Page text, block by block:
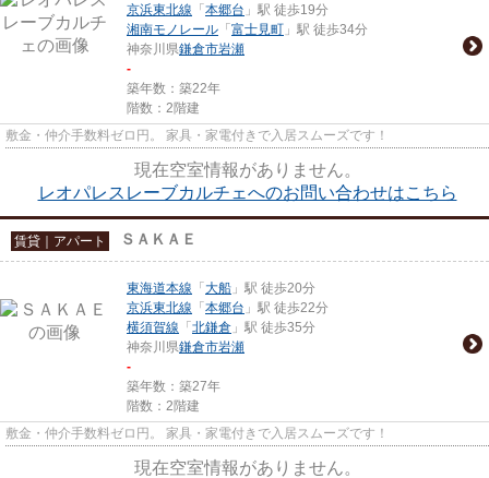
京浜東北線 「 本郷台 」駅 徒歩19分
湘南モノレール 「 富士見町 」駅 徒歩34分
神奈川県鎌倉市岩瀬
-
築年数：築22年
階数：2階建
敷金・仲介手数料ゼロ円。 家具・家電付きで入居スムーズです！
現在空室情報がありません。
レオパレスレーブカルチェへのお問い合わせはこちら
賃貸｜アパート ＳＡＫＡＥ
東海道本線 「 大船 」駅 徒歩20分
京浜東北線 「 本郷台 」駅 徒歩22分
横須賀線 「 北鎌倉 」駅 徒歩35分
神奈川県鎌倉市岩瀬
-
築年数：築27年
階数：2階建
敷金・仲介手数料ゼロ円。 家具・家電付きで入居スムーズです！
現在空室情報がありません。